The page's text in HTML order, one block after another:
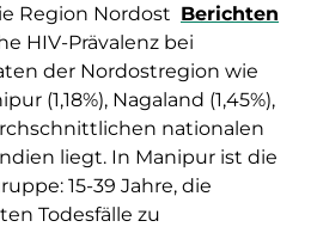
Region Nordost Berichten
HIV-Prävalenz bei
der Nordostregion wie
(1,18%), Nagaland (1,45%),
nationalen
liegt. In Manipur ist die
15-39 Jahre, die
Todesfälle zu